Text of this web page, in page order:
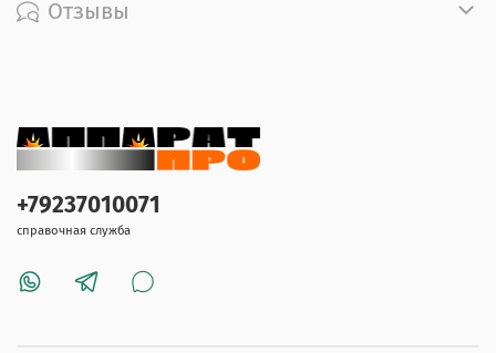
Отзывы
+79237010071
справочная служба